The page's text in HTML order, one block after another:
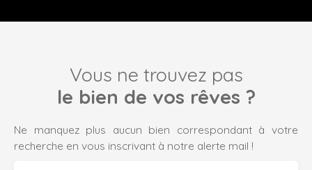
Vous ne trouvez pas
le bien de vos rêves ?
Ne manquez plus aucun bien correspondant à votre
recherche en vous inscrivant à notre alerte mail !